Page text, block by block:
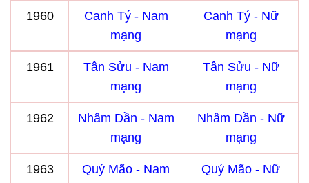
1960
Canh Tý - Nam
mạng
Canh Tý - Nữ
mạng
1961
Tân Sửu - Nam
mạng
Tân Sửu - Nữ
mạng
1962
Nhâm Dần - Nam
mạng
Nhâm Dần - Nữ
mạng
1963
Quý Mão - Nam
Quý Mão - Nữ